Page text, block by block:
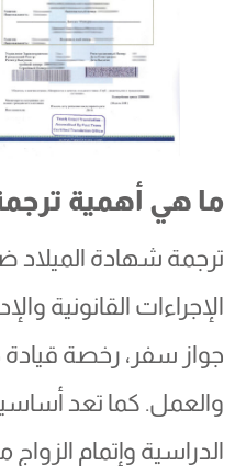
ما هي أهمية
ترجمة شهادة الميلاد
الإجراءات القانونية
جواز سفر، رخصة قيادة
والعمل. كما تعد
الدراسية وإتمام